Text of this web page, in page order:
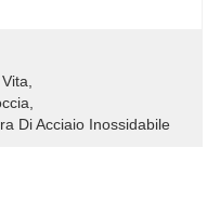
Di Acciaio Inossidabile